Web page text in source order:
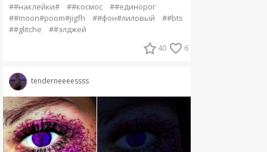
##наклейки# ##космос
##единорог
##moon#poom#jigfh
##фон#лиловый
##bts
##glitche
##элджей
40 6
tenderneeeessss